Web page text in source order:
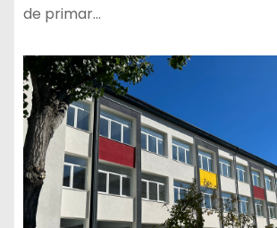
de primar…